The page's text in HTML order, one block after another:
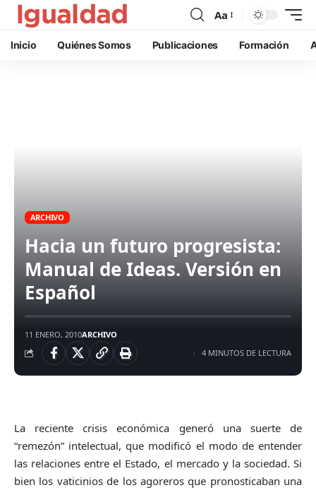
Aa
Inicio Quiénes Somos Publicaciones Formación
ARCHIVO
Hacia un futuro progresista:
Manual de Ideas. Versión en
Español
11 ENERO, 2010ARCHIVO
4 MINUTOS DE LECTURA
La reciente crisis económica generó una suerte de
“remezón” intelectual, que modificó el modo de entender
las relaciones entre el Estado, el mercado y la sociedad. Si
bien los vaticinios de los agoreros que pronosticaban una